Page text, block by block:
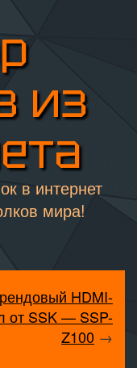
из
в интернет
мира!
HDMI-
от SSK — SSP-
Z100 →